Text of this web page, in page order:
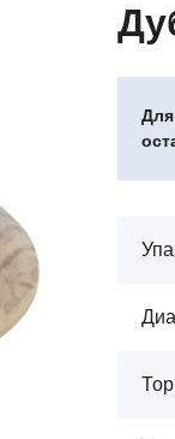
Для